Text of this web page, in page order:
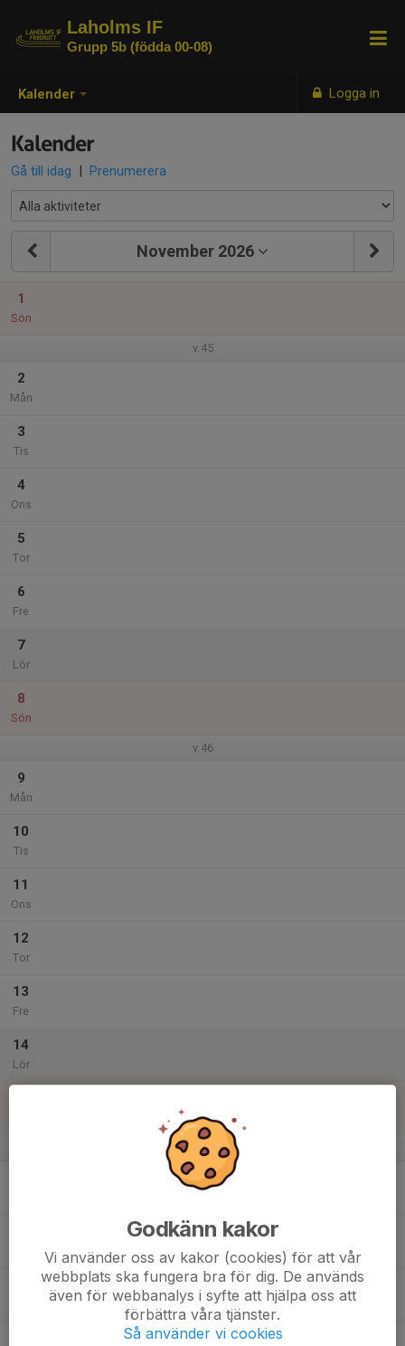
Kalender Logga in
Laholms IF
Grupp 5b (födda 00-08)
Kalender
Gå till idag | Prenumerera
November 2026
1
Sön
v.45
2
Mån
3
Tis
4
Ons
5
Tor
6
Fre
7
Lör
8
Sön
v.46
9
Mån
10
Tis
11
Ons
12
Tor
13
Fre
14
Lör
v.47
Godkänn kakor
Vi använder oss av kakor (cookies) för att vår
webbplats ska fungera bra för dig. De används
även för webbanalys i syfte att hjälpa oss att
förbättra våra tjänster.
Så använder vi cookies